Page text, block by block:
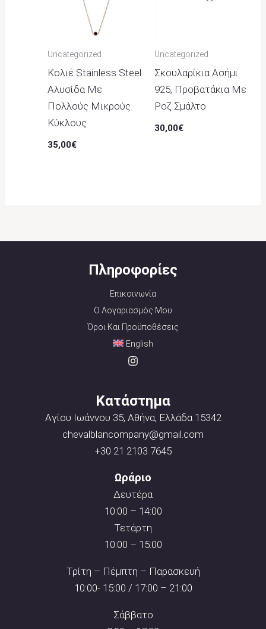
Uncategorized
Κολιέ Stainless Steel
Αλυσίδα Με
Πολλούς Μικρούς
Κύκλους
35,00€
Uncategorized
Σκουλαρίκια Ασήμι
925, Προβατάκια Με
Ροζ Σμάλτο
30,00€
Πληροφορίες
Επικοινωνία
Ο Λογαριασμός Μου
Όροι Και Προϋποθέσεις
English
Κατάστημα
Αγίου Ιωάννου 35, Αθήνα, Ελλάδα 15342
chevalblancompany@gmail.com
+30 21 2103 7645
Ωράριο
Δευτέρα
10:00 – 14:00
Τετάρτη
10:00 – 15:00
Τρίτη – Πέμπτη – Παρασκευή
10:00- 15:00 / 17:00 – 21:00
Σάββατο